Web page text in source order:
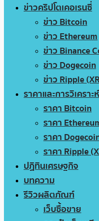
ข่าวคริปโตเคอเรนซี่
ข่าว Bitcoin
ข่าว Ethereum
ข่าว Binance
ข่าว Dogecoin
ข่าว Ripple
ราคาและการวิเคราะห์
ราคา Bitcoin
ราคา
ราคา
ราคา Ripple
ปฏิทินเศรษฐกิจ
บทความ
รีวิวผลิตภัณฑ์
เว็บซื้อขาย